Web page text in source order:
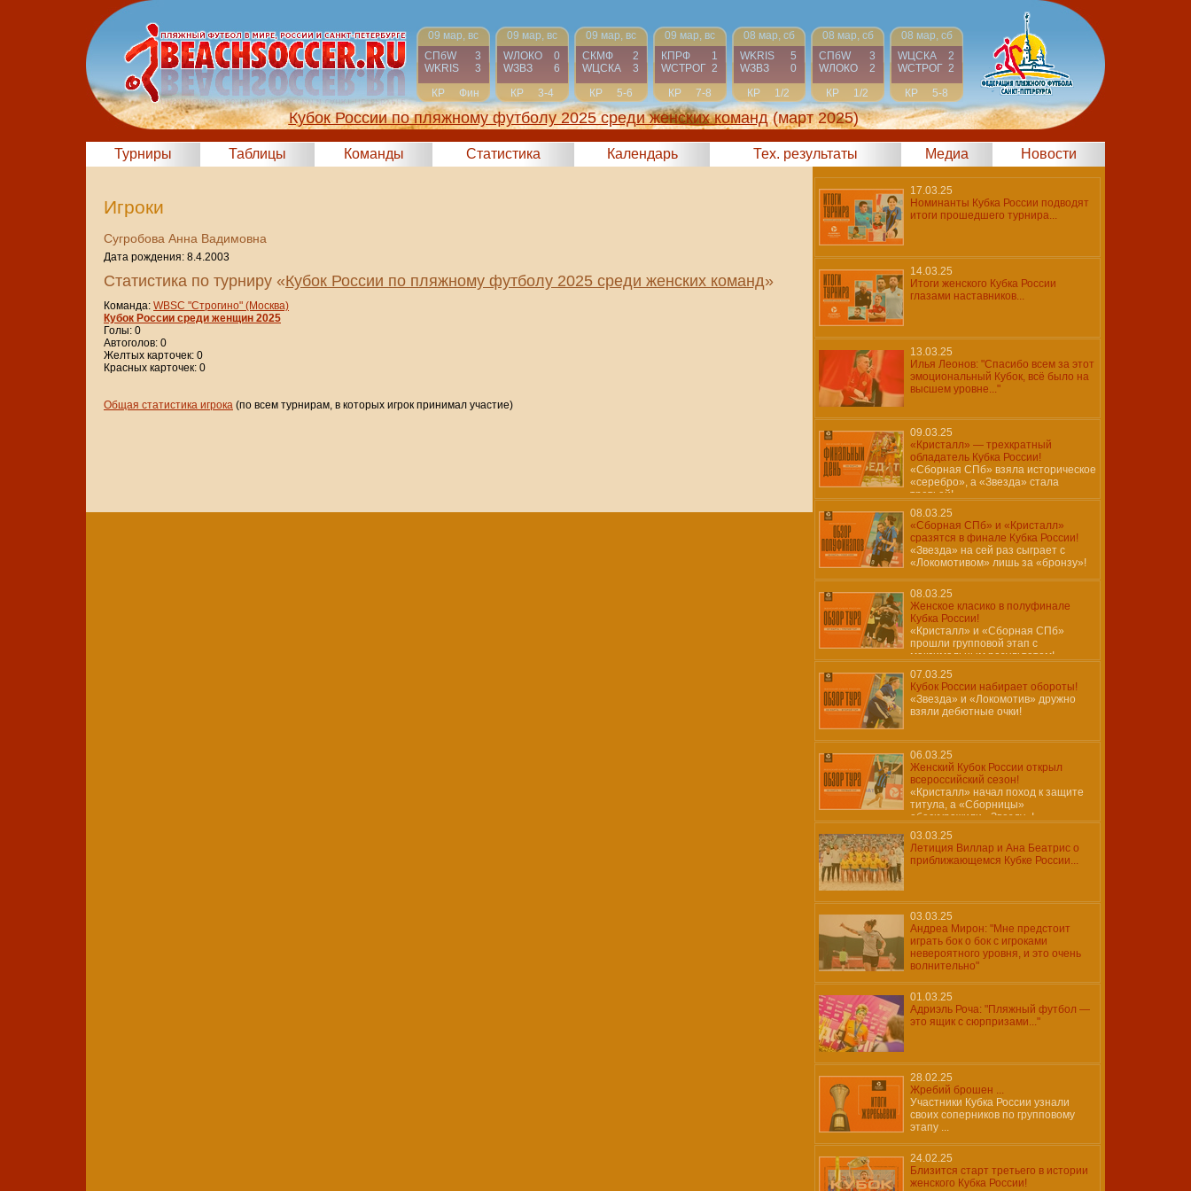
09 мар, вс
СПбW
3
WKRIS
3
КР
Фин
09 мар, вс
WЛОКО
0
WЗВЗ
6
КР
3-4
09 мар, вс
СКМФ
2
WЦСКА
3
КР
5-6
09 мар, вс
КПРФ
1
WCТРОГ 2
КР
7-8
08 мар, сб
WKRIS
5
WЗВЗ
0
КР
1/2
08 мар, сб
СПбW
3
WЛОКО
2
КР
1/2
08 мар, сб
WЦСКА
2
WCТРОГ 2
КР
5-8
Кубок России по пляжному футболу 2025 среди женских команд (март 2025)
Турниры Таблицы Команды Статистика Календарь Тех. результаты Медиа Новости
Игроки
Сугробова Анна Вадимовна
Дата рождения: 8.4.2003
Статистика по турниру «Кубок России по пляжному футболу 2025 среди женских команд»
Команда: WBSC "Строгино" (Москва)
Кубок России среди женщин 2025
Голы: 0
Автоголов: 0
Желтых карточек: 0
Красных карточек: 0
Общая статистика игрока (по всем турнирам, в которых игрок принимал участие)
17.03.25
Номинанты Кубка России подводят
итоги прошедшего турнира...
14.03.25
Итоги женского Кубка России
глазами наставников...
13.03.25
Илья Леонов: "Спасибо всем за этот
эмоциональный Кубок, всё было на
высшем уровне..."
09.03.25
«Кристалл» — трехкратный
обладатель Кубка России!
«Сборная СПб» взяла историческое
«серебро», а «Звезда» стала
третьей!
08.03.25
«Сборная СПб» и «Кристалл»
сразятся в финале Кубка России!
«Звезда» на сей раз сыграет с
«Локомотивом» лишь за «бронзу»!
08.03.25
Женское класико в полуфинале
Кубка России!
«Кристалл» и «Сборная СПб»
прошли групповой этап с
максимальным результатом!
07.03.25
Кубок России набирает обороты!
«Звезда» и «Локомотив» дружно
взяли дебютные очки!
06.03.25
Женский Кубок России открыл
всероссийский сезон!
«Кристалл» начал поход к защите
титула, а «Сборницы»
обескуражили «Звезду»!
03.03.25
Летиция Виллар и Ана Беатрис о
приближающемся Кубке России...
03.03.25
Андреа Мирон: "Мне предстоит
играть бок о бок с игроками
невероятного уровня, и это очень
волнительно"
01.03.25
Адриэль Роча: "Пляжный футбол —
это ящик с сюрпризами..."
28.02.25
Жребий брошен ...
Участники Кубка России узнали
своих соперников по групповому
этапу ...
24.02.25
Близится старт третьего в истории
женского Кубка России!